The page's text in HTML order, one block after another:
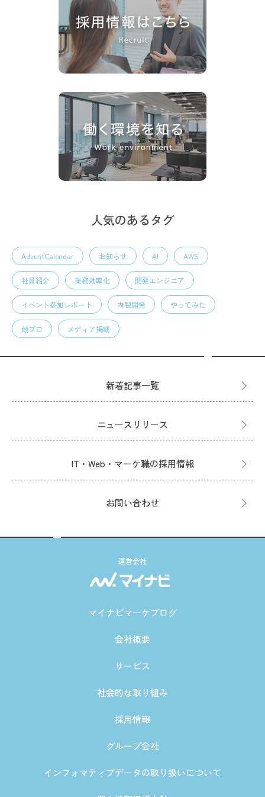
人気のあるタグ
AdventCalendar お知らせ AI AWS
社員紹介 業務効率化 開発エンジニア
イベント参加レポート 内製開発 やってみた
競プロ メディア掲載
新着記事一覧
ニュースリリース
IT・Web・マーケ職の採用情報
お問い合わせ
運営会社
マイナビマーケブログ
会社概要
サービス
社会的な取り組み
採用情報
グループ会社
インフォマティブデータの取り扱いについて